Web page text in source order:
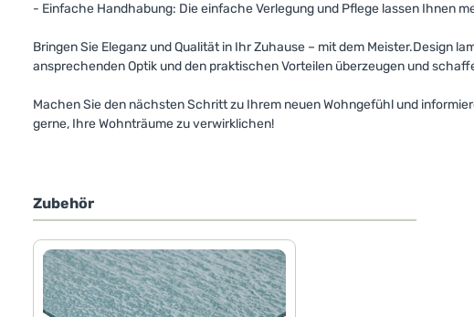
- Einfache Handhabung: Die einfache Verlegung und Pflege lassen Ihnen
Bringen Sie Eleganz und Qualität in Ihr Zuhause – mit dem Meister.Design
ansprechenden Optik und den praktischen Vorteilen überzeugen und
Machen Sie den nächsten Schritt zu Ihrem neuen Wohngefühl und
gerne, Ihre Wohnträume zu verwirklichen!
Zubehör
Produktgalerie überspringen